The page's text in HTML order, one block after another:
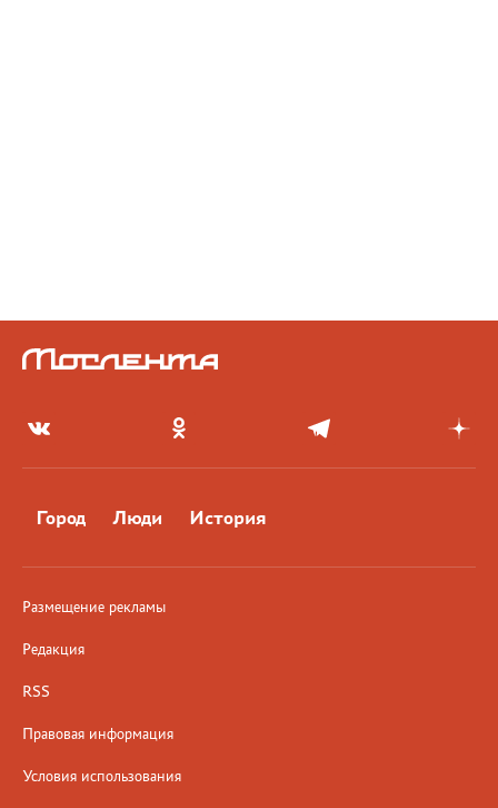
Город Люди История
Размещение рекламы
Редакция
RSS
Правовая информация
Условия использования